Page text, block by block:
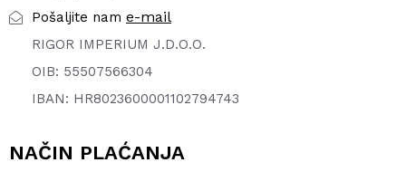
Pošaljite nam e-mail
RIGOR IMPERIUM J.D.O.O.
OIB: 55507566304
IBAN: HR8023600001102794743
NAČIN PLAĆANJA